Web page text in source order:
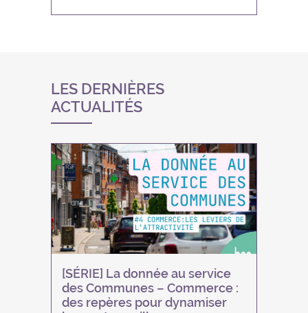
LES DERNIÈRES
ACTUALITÉS
[SÉRIE] La donnée au service
des Communes – Commerce :
des repères pour dynamiser